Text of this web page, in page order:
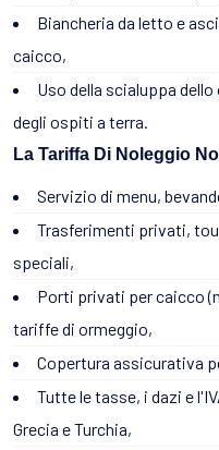
Biancheria da letto e
caicco,
Uso della scialuppa
degli ospiti a terra.
La Tariffa Di Noleggio
Servizio di menu,
Trasferimenti privati,
speciali,
Porti privati per caicco
tariffe di ormeggio,
Copertura assicurativa
Tutte le tasse, i dazi e
Grecia e Turchia,